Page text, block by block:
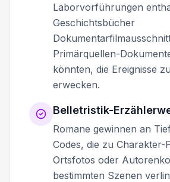
Laborvorführungen
Geschichtsbücher
Primärquellen-
könnten, die Ereignisse
erwecken.
Belletristik-
Romane gewinnen an
Codes, die zu Charakter-
Ortsfotos oder
bestimmten Szenen